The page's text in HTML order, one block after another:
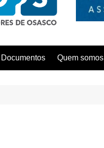
Documentos Quem somos